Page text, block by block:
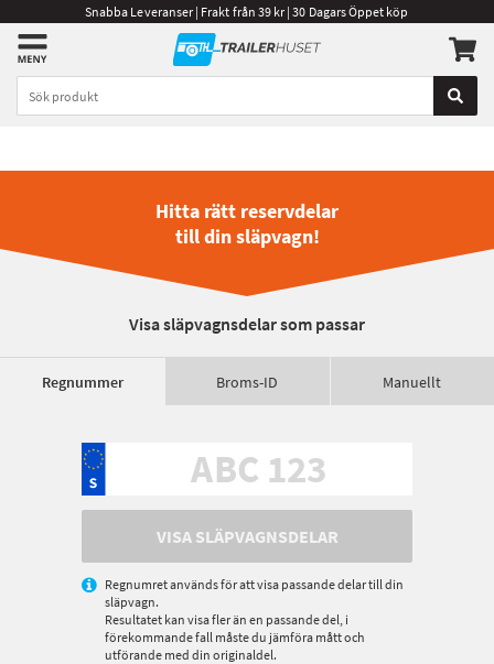
Snabba Leveranser | Frakt från 39 kr | 30 Dagars Öppet köp
Hitta rätt reservdelar
till din släpvagn!
Visa släpvagnsdelar som passar
Regnummer Broms-ID Manuellt
VISA SLÄPVAGNSDELAR
Regnumret används för att visa passande delar till din
släpvagn.
Resultatet kan visa fler än en passande del, i
förekommande fall måste du jämföra mått och
utförande med din originaldel.